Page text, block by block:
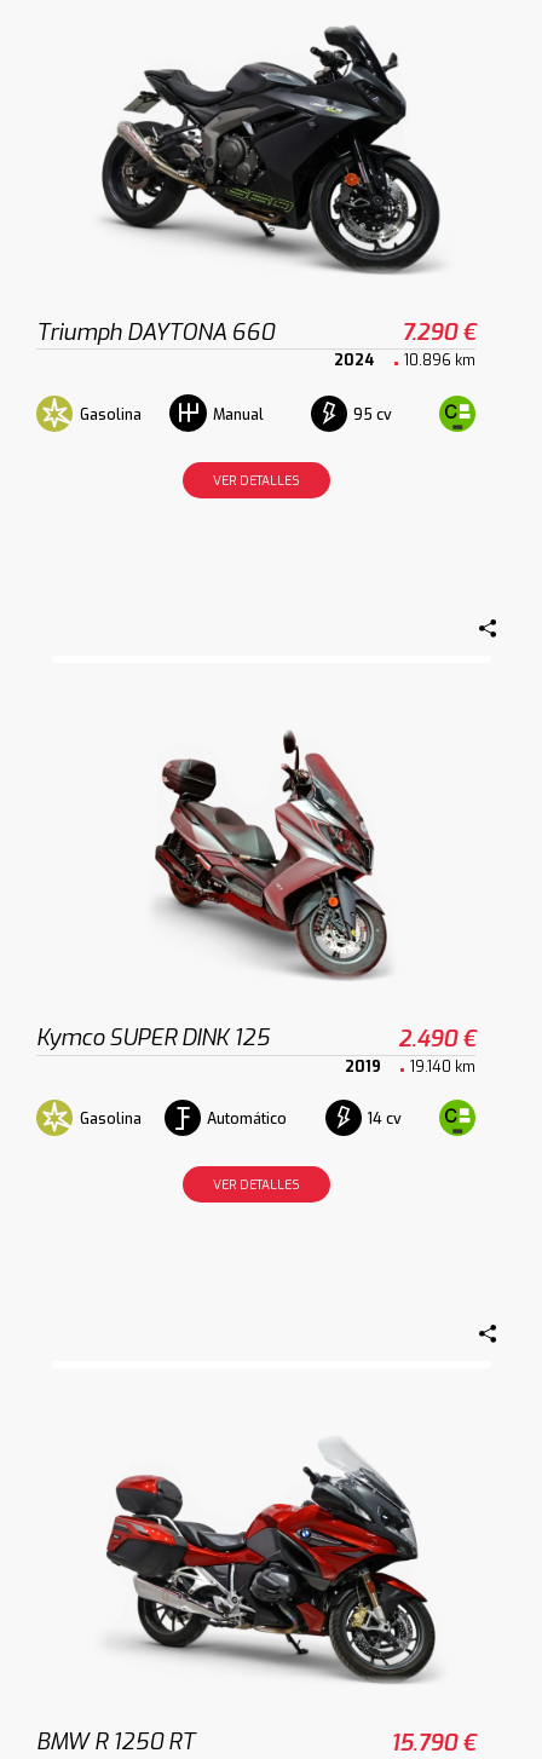
Triumph DAYTONA 660 7.290 €
2024 10.896 km
Gasolina Manual 95 cv
VER DETALLES
Kymco SUPER DINK 125 2.490 €
2019 19.140 km
Gasolina Automático 14 cv
VER DETALLES
BMW R 1250 RT 15.790 €